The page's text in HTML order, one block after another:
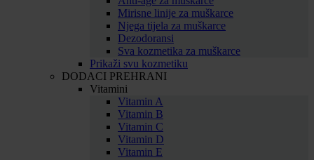
Mirisne linije za muškarce
Njega tijela za muškarce
Dezodoransi
Sva kozmetika za muškarce
Prikaži svu kozmetiku
DODACI PREHRANI
Vitamini
Vitamin A
Vitamin B
Vitamin C
Vitamin D
Vitamin E